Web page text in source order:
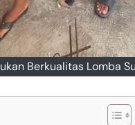
Berkualitas Lomba